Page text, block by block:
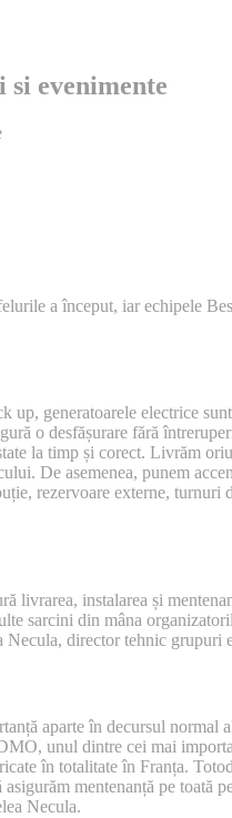
evenimente
a început, iar echipele
generatoarele electrice
o desfășurare fără
la timp și corect. Livrăm
De asemenea, punem
rezervoare externe, turnuri
instalarea și
sarcini din mâna
Necula, director tehnic grupuri
aparte în decursul normal
unul dintre cei mai
în totalitate în Franța.
mentenanță pe
Necula.